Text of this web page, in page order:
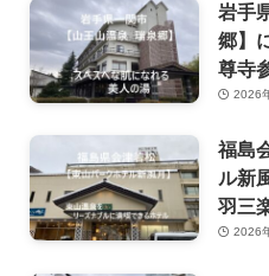
岩手
郷】
尊寺
2026
福島
ル新
羽三
2026